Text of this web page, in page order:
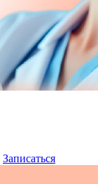
Записаться